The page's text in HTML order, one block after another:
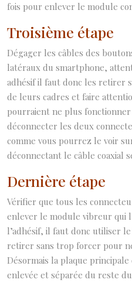
fois pour enlever le module
Troisième étape
Dégager les câbles des
latéraux du smartphone,
adhésif il faut donc les retirer
de leurs cadres et faire
pourraient ne plus
déconnecter les deux
comme vous pourrez le voir
déconnectant le câble coaxial
Dernière étape
Vérifier que tous les
enlever le module vibreur qui
l’adhésif, il faut donc utiliser
retirer sans trop forcer pour
Désormais la plaque
enlevée et séparée du reste